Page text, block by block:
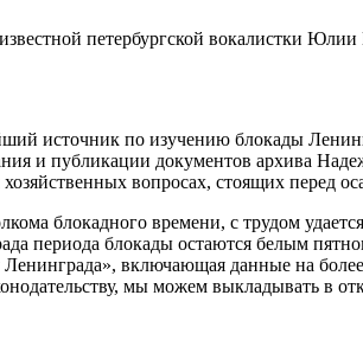
петербургской вокалистки
источник по изучению блокады
и публикации документов архива
вопросах, стоящих перед
блокадного времени, с трудом
периода блокады остаются белым
включающая данные на
мы можем выкладывать в